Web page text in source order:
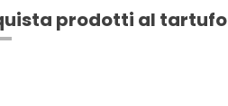
prodotti al tartufo